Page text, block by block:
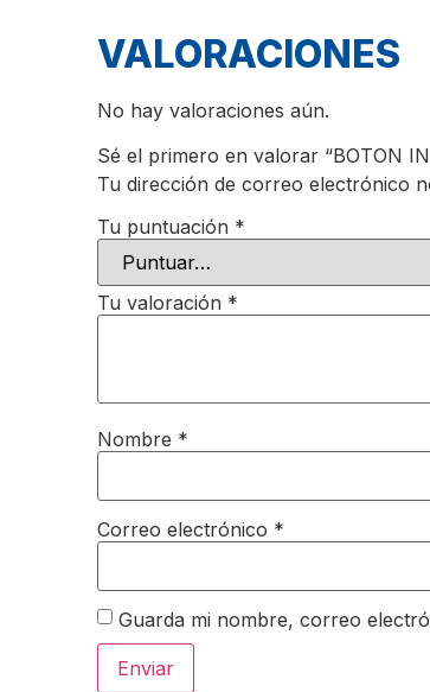
VALORACIONES
No hay valoraciones aún.
Sé el primero en valorar “BOTON
Tu dirección de correo electrónico
Tu puntuación *
Tu valoración *
Nombre *
Correo electrónico *
Guarda mi nombre, correo